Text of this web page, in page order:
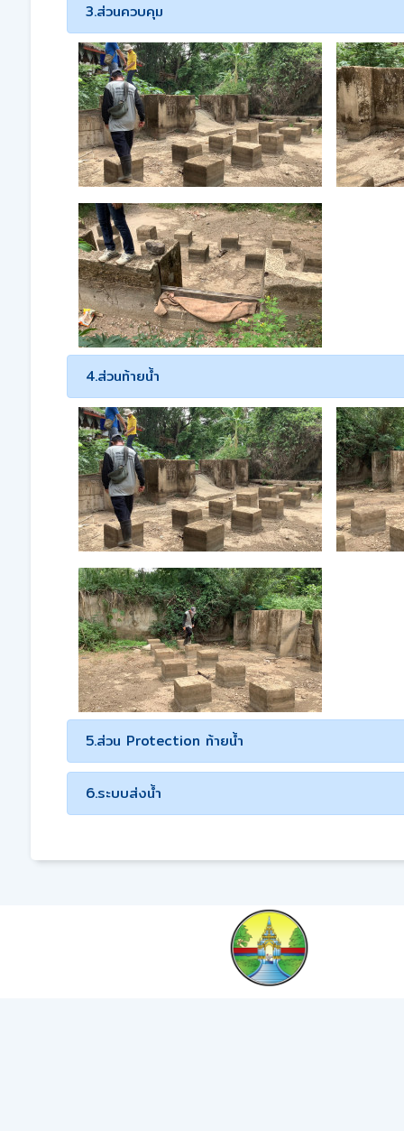
3.ส่วนควบคุม
4.ส่วนท้ายน้ำ
5.ส่วน Protection ท้ายน้ำ
6.ระบบส่งน้ำ